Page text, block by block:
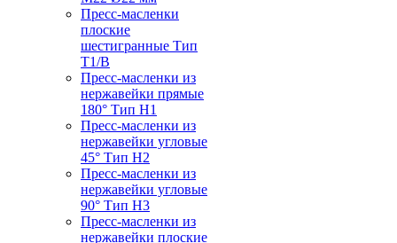
Пресс-масленки
плоские
шестигранные Тип
T1/B
Пресс-масленки из
нержавейки прямые
180° Тип H1
Пресс-масленки из
нержавейки угловые
45° Тип H2
Пресс-масленки из
нержавейки угловые
90° Тип H3
Пресс-масленки из
нержавейки плоские